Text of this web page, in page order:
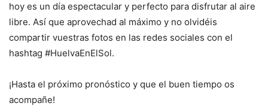
hoy es un día espectacular y perfecto para disfrutar al aire
libre. Así que aprovechad al máximo y no olvidéis
compartir vuestras fotos en las redes sociales con el
hashtag #HuelvaEnElSol.
¡Hasta el próximo pronóstico y que el buen tiempo os
acompañe!